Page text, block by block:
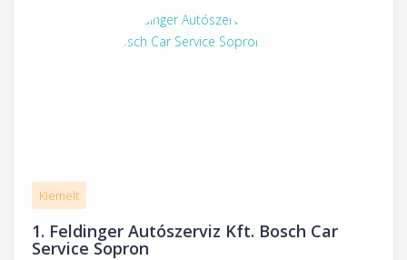
Kiemelt
1. Feldinger Autószerviz Kft. Bosch Car
Service Sopron